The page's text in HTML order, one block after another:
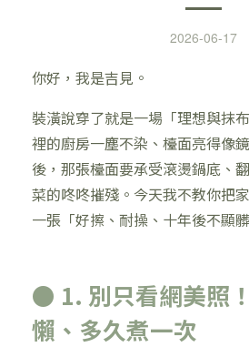
2026-06-17
你好，我是吉見。
裝潢說穿了就是一場「理想與抹
裡的廚房一塵不染、檯面亮得像
後，那張檯面要承受滾燙鍋底、
菜的咚咚摧殘。今天我不教你把
一張「好擦、耐操、十年後不顯
● 1. 別只看網美照
懶、多久煮一次